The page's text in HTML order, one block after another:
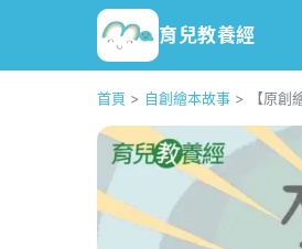
育兒教養經
首頁 > 自創繪本故事 > 【原